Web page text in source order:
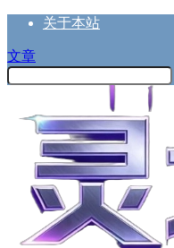
关于本站
文章